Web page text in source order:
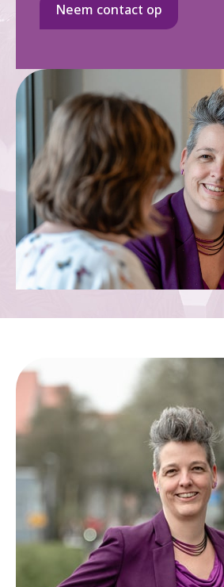
Neem contact op